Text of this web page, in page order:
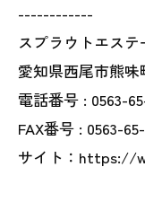
------------
スプラウトエス
愛知県西尾市熊
電話番号 : 0563-
FAX番号 : 0563-
サイト：https://